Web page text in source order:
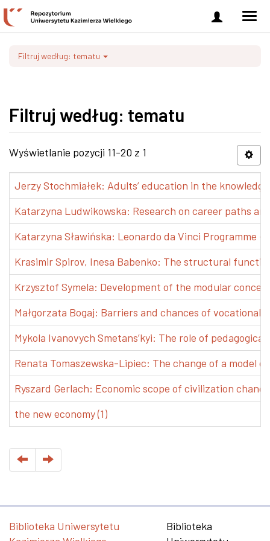
Zaloguj
się
Filtruj według: tematu
Filtruj według: tematu
Wyświetlanie pozycji 11-20 z 1
Jerzy Stochmiałek: Adults’ education in the
Katarzyna Ludwikowska: Research on career paths
Katarzyna Sławińska: Leonardo da Vinci Programme
Krasimir Spirov, Inesa Babenko: The structural
Krzysztof Symela: Development of the modular
Małgorzata Bogaj: Barriers and chances of vocational
Mykola Ivanovych Smetans’kyi: The role of
Renata Tomaszewska-Lipiec: The change of a model
Ryszard Gerlach: Economic scope of civilization
the new economy (1)
Biblioteka Uniwersytetu
Biblioteka